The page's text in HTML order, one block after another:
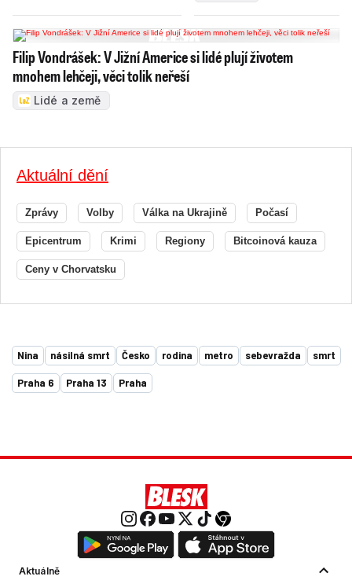
Filip Vondrášek: V Jižní Americe si lidé plují životem
mnohem lehčeji, věci tolik neřeší
Lidé a země
Aktuální dění
Zprávy Volby Válka na Ukrajině Počasí
Epicentrum Krimi Regiony Bitcoinová kauza
Ceny v Chorvatsku
Nina násilná smrt Česko rodina metro sebevražda smrt
Praha 6 Praha 13 Praha
Aktuálně